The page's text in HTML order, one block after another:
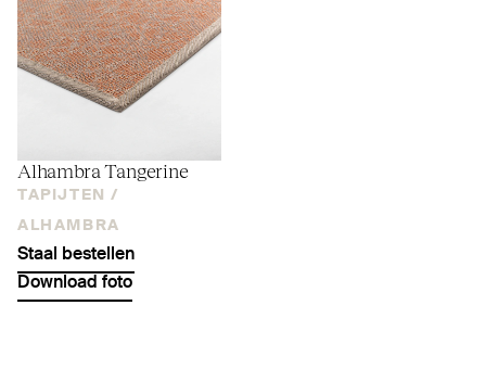
Alhambra Tangerine
TAPIJTEN /
ALHAMBRA
Staal bestellen
Download foto